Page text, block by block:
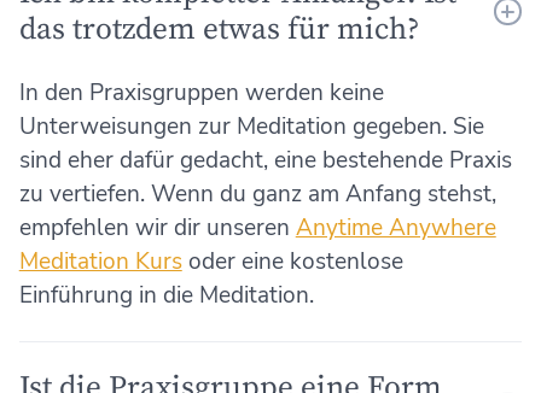
das trotzdem etwas für mich?
In den Praxisgruppen werden keine
Unterweisungen zur Meditation gegeben. Sie
sind eher dafür gedacht, eine bestehende Praxis
zu vertiefen. Wenn du ganz am Anfang stehst,
empfehlen wir dir unseren Anytime Anywhere
Meditation Kursoder eine kostenlose
Einführung in die Meditation.